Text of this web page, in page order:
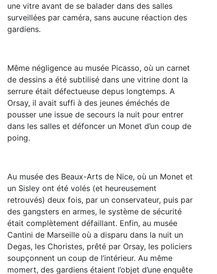
une vitre avant de se balader dans des salles
surveillées par caméra, sans aucune réaction des
gardiens.
Même négligence au musée Picasso, où un carnet
de dessins a été subtilisé dans une vitrine dont la
serrure était défectueuse depus longtemps. A
Orsay, il avait suffi à des jeunes éméchés de
pousser une issue de secours la nuit pour entrer
dans les salles et défoncer un Monet d’un coup de
poing.
Au musée des Beaux-Arts de Nice, où un Monet et
un Sisley ont été volés (et heureusement
retrouvés) deux fois, par un conservateur, puis par
des gangsters en armes, le système de sécurité
était complètement défaillant. Enfin, au musée
Cantini de Marseille où a disparu dans la nuit un
Degas, les Choristes, prêté par Orsay, les policiers
soupçonnent un coup de l’intérieur. Au même
momert, des gardiens étaient l’objet d’une enquête